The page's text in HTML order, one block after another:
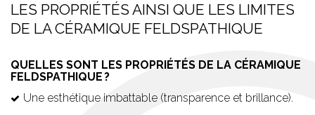
LES PROPRIÉTÉS AINSI QUE LES LIMITES
DE LA CÉRAMIQUE FELDSPATHIQUE
QUELLES SONT LES PROPRIÉTÉS DE LA CÉRAMIQUE
FELDSPATHIQUE ?
Une esthétique imbattable (transparence et brillance).